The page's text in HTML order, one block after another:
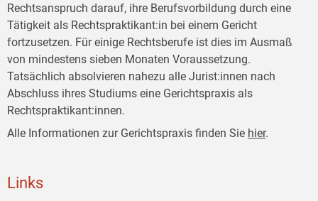
Rechtsanspruch darauf, ihre Berufsvorbildung durch eine
Tätigkeit als Rechtspraktikant:in bei einem Gericht
fortzusetzen. Für einige Rechtsberufe ist dies im Ausmaß
von mindestens sieben Monaten Voraussetzung.
Tatsächlich absolvieren nahezu alle Jurist:innen nach
Abschluss ihres Studiums eine Gerichtspraxis als
Rechtspraktikant:innen.
Alle Informationen zur Gerichtspraxis finden Sie hier.
Links